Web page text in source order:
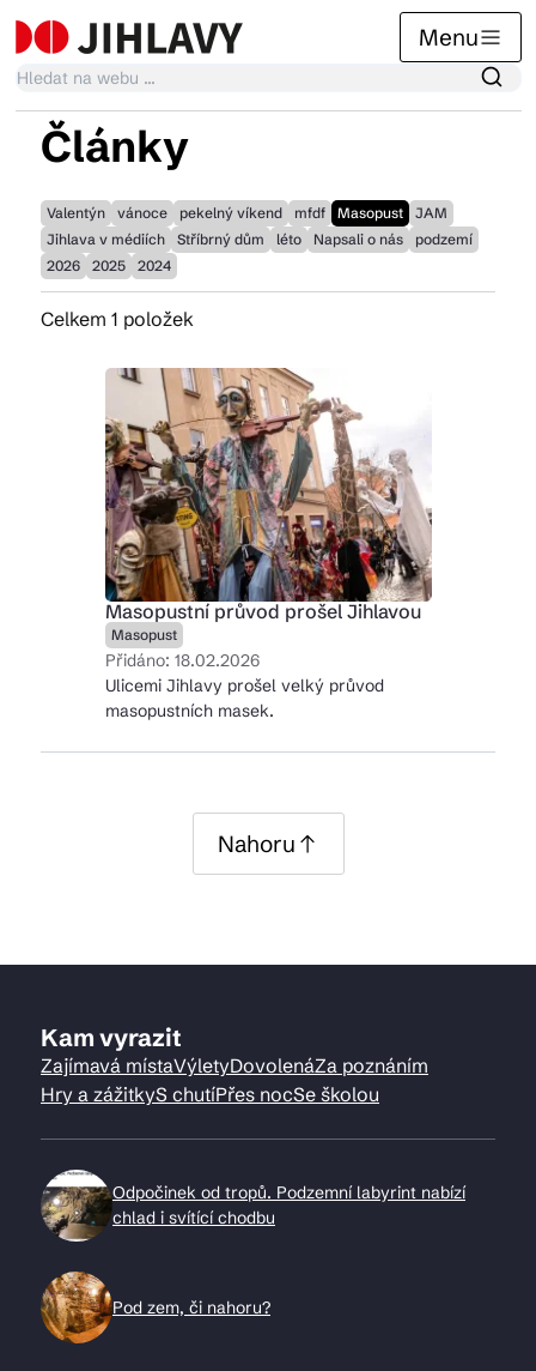
Menu
Kalendář akcí
Tradiční akce
Suvenýry
Praktické info
Kam vyrazit
CS EN
© 2026 Brána Jihlavy
Články
Valentýn vánoce pekelný víkend mfdf Masopust
JAM
Jihlava v médiích
Stříbrný dům léto Napsali o nás
podzemí
2026
2025 2024
Celkem 1 položek
Masopustní průvod prošel Jihlavou
Masopust
Přidáno: 18.02.2026
Ulicemi Jihlavy prošel velký průvod
masopustních masek.
Nahoru
Kam vyrazit
Zajímavá místaVýletyDovolenáZa poznáním
Hry a zážitkyS chutíPřes nocSe školou
Odpočinek od tropů. Podzemní labyrint nabízí
chlad i svítící chodbu
Pod zem, či nahoru?